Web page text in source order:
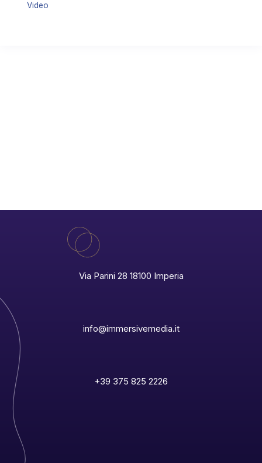
Video
Via Parini 28 18100 Imperia
info@immersivemedia.it
+39 375 825 2226